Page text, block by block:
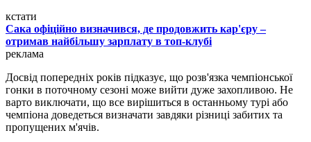
кстати
Сака офіційно визначився, де продовжить кар'єру –
отримав найбільшу зарплату в топ-клубі
реклама
Досвід попередніх років підказує, що розв'язка чемпіонської
гонки в поточному сезоні може вийти дуже захопливою. Не
варто виключати, що все вирішиться в останньому турі або
чемпіона доведеться визначати завдяки різниці забитих та
пропущених м'ячів.